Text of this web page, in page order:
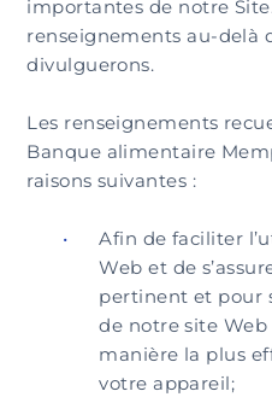
importantes de notre
renseignements au-delà
divulguerons.
Les renseignements
Banque alimentaire
raisons suivantes :
Afin de faciliter
Web et de
pertinent et pour
de notre site
manière la plus
votre appareil;